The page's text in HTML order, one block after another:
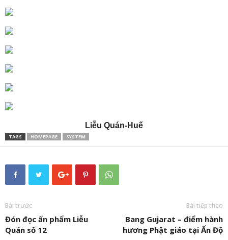
Liễu Quán-Huế
TAGS HOMEPAGE SYSTEM
Bài trước
Đón đọc ấn phẩm Liễu
Quán số 12
Bài tiếp theo
Bang Gujarat – điểm hành
hương Phật giáo tại Ấn Độ